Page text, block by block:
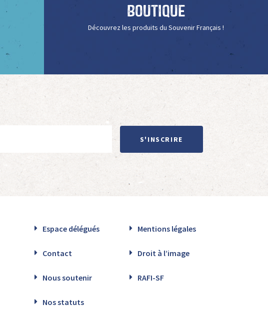
Boutique
Découvrez les produits du Souvenir Français !
S'INSCRIRE
Espace délégués Mentions légales
Contact Droit à l’image
Nous soutenir RAFI-SF
Nos statuts